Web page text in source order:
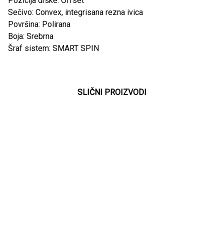
Sečivo: Convex, integrisana rezna ivica
Površina: Polirana
Boja: Srebrna
Šraf sistem: SMART SPIN
SLIČNI PROIZVODI